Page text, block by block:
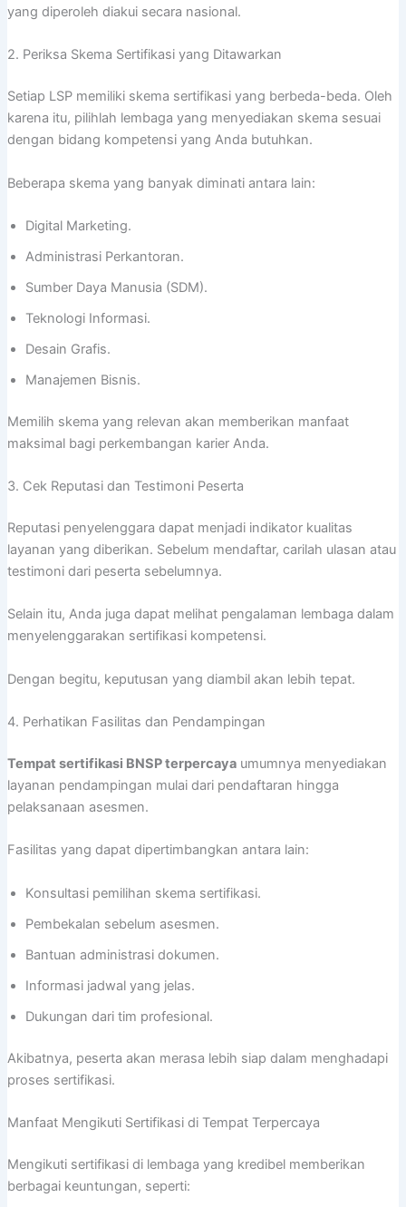
yang diperoleh diakui secara nasional.
2. Periksa Skema Sertifikasi yang Ditawarkan
Setiap LSP memiliki skema sertifikasi yang berbeda-beda. Oleh
karena itu, pilihlah lembaga yang menyediakan skema sesuai
dengan bidang kompetensi yang Anda butuhkan.
Beberapa skema yang banyak diminati antara lain:
Digital Marketing.
Administrasi Perkantoran.
Sumber Daya Manusia (SDM).
Teknologi Informasi.
Desain Grafis.
Manajemen Bisnis.
Memilih skema yang relevan akan memberikan manfaat
maksimal bagi perkembangan karier Anda.
3. Cek Reputasi dan Testimoni Peserta
Reputasi penyelenggara dapat menjadi indikator kualitas
layanan yang diberikan. Sebelum mendaftar, carilah ulasan atau
testimoni dari peserta sebelumnya.
Selain itu, Anda juga dapat melihat pengalaman lembaga dalam
menyelenggarakan sertifikasi kompetensi.
Dengan begitu, keputusan yang diambil akan lebih tepat.
4. Perhatikan Fasilitas dan Pendampingan
Tempat sertifikasi BNSP terpercayaumumnya menyediakan
layanan pendampingan mulai dari pendaftaran hingga
pelaksanaan asesmen.
Fasilitas yang dapat dipertimbangkan antara lain:
Konsultasi pemilihan skema sertifikasi.
Pembekalan sebelum asesmen.
Bantuan administrasi dokumen.
Informasi jadwal yang jelas.
Dukungan dari tim profesional.
Akibatnya, peserta akan merasa lebih siap dalam menghadapi
proses sertifikasi.
Manfaat Mengikuti Sertifikasi di Tempat Terpercaya
Mengikuti sertifikasi di lembaga yang kredibel memberikan
berbagai keuntungan, seperti: